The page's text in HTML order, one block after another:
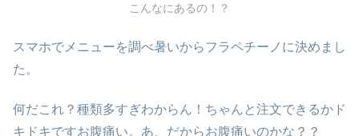
こんなにあるの！？
スマホでメニューを調べ暑いからフラペチーノに決めまし
た。
何だこれ？種類多すぎわからん！ちゃんと注文できるかド
キドキですお腹痛い。あ、だからお腹痛いのかな？？